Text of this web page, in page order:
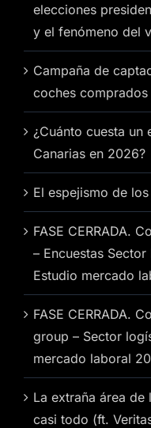
elecciones
y el fenómeno del
Campaña de
coches
¿Cuánto cuesta un
Canarias en 2026?
El espejismo de
FASE CERRADA.
– Encuestas Sector
Estudio mercado
FASE CERRADA.
group – Sector
mercado laboral
La extraña área
casi todo (ft.